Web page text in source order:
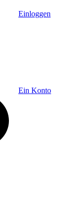
Einloggen
Ein Konto